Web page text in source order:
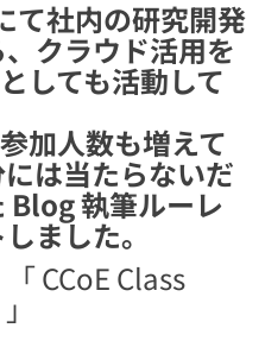
て社内の研究開発
クラウド活用を
しても活動して
加人数も増えて
は当たらないだ
Blog 執筆ルーレ
ました。
CCoE Class